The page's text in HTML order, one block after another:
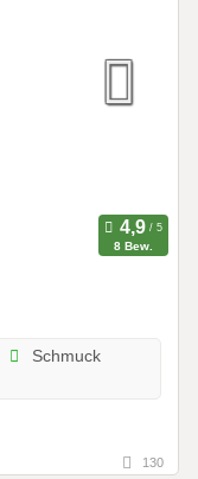
8 Bew.
Schmuck
130